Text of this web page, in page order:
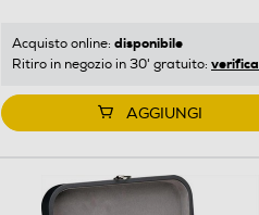
Acquisto online: disponibile
Ritiro in negozio in 30' gratuito: verifica
AGGIUNGI